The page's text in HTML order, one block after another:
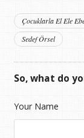
Çocuklarla El Ele
Sedef Örsel
So, what do
Your Name